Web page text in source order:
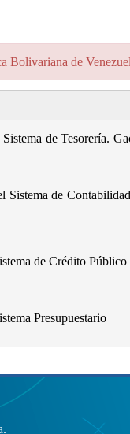
Bolivariana de
de Tesorería.
de
de Crédito Público
Presupuestario